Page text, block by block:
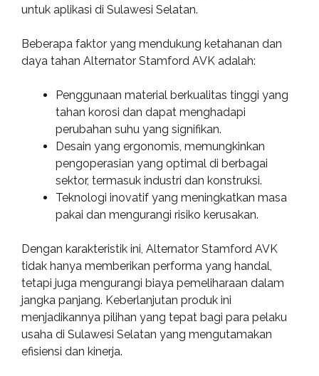
untuk aplikasi di Sulawesi Selatan.
Beberapa faktor yang mendukung ketahanan dan
daya tahan Alternator Stamford AVK adalah:
Penggunaan material berkualitas tinggi yang
tahan korosi dan dapat menghadapi
perubahan suhu yang signifikan.
Desain yang ergonomis, memungkinkan
pengoperasian yang optimal di berbagai
sektor, termasuk industri dan konstruksi.
Teknologi inovatif yang meningkatkan masa
pakai dan mengurangi risiko kerusakan.
Dengan karakteristik ini, Alternator Stamford AVK
tidak hanya memberikan performa yang handal,
tetapi juga mengurangi biaya pemeliharaan dalam
jangka panjang. Keberlanjutan produk ini
menjadikannya pilihan yang tepat bagi para pelaku
usaha di Sulawesi Selatan yang mengutamakan
efisiensi dan kinerja.